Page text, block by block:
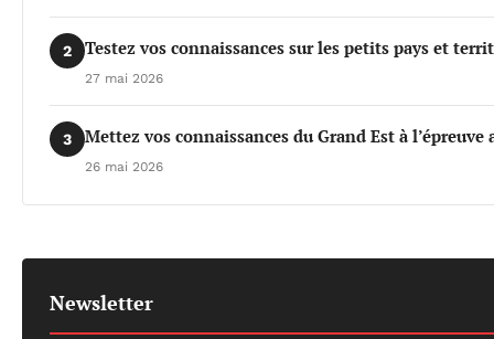
2 Testez vos connaissances sur les petits pays et
27 mai 2026
3 Mettez vos connaissances du Grand Est à
26 mai 2026
Newsletter